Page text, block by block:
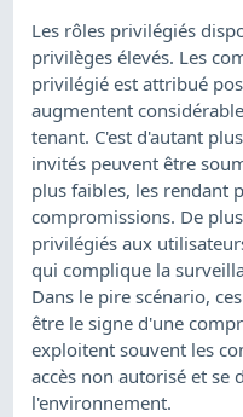
Les rôles privilégiés
privilèges élevés. Les
privilégié est attribué
augmentent
tenant. C'est d'autant
invités peuvent être
plus faibles, les rendant
compromissions. De
privilégiés aux
qui complique la
Dans le pire scénario,
être le signe d'une
exploitent souvent les
accès non autorisé et se
l'environnement.